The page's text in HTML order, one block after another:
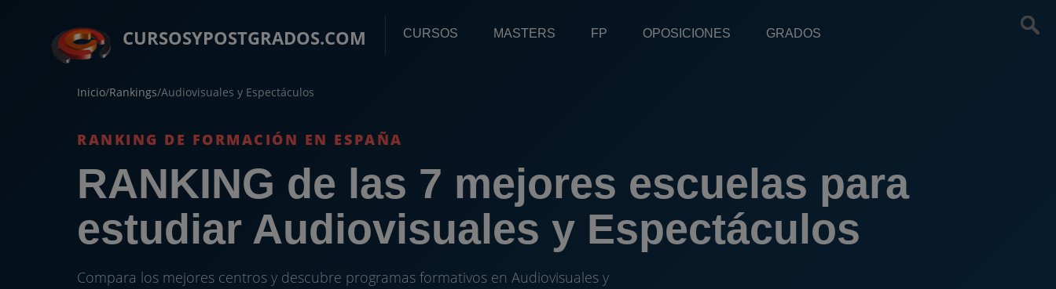
CURSOSYPOSTGRADOS.COM CURSOS MASTERS FP OPOSICIONES GRADOS
Inicio/Rankings/Audiovisuales y Espectáculos
RANKING DE FORMACIÓN EN ESPAÑA
RANKING de las 7 mejores escuelas para
estudiar Audiovisuales y Espectáculos
Compara los mejores centros y descubre programas formativos en Audiovisuales y